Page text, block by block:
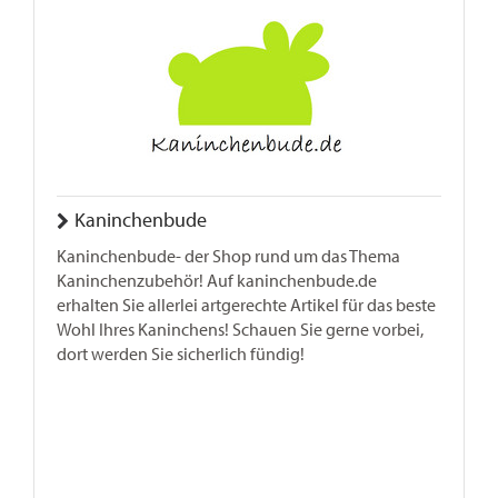
Kaninchenbude
Kaninchenbude- der Shop rund um das Thema
Kaninchenzubehör! Auf kaninchenbude.de
erhalten Sie allerlei artgerechte Artikel für das beste
Wohl Ihres Kaninchens! Schauen Sie gerne vorbei,
dort werden Sie sicherlich fündig!